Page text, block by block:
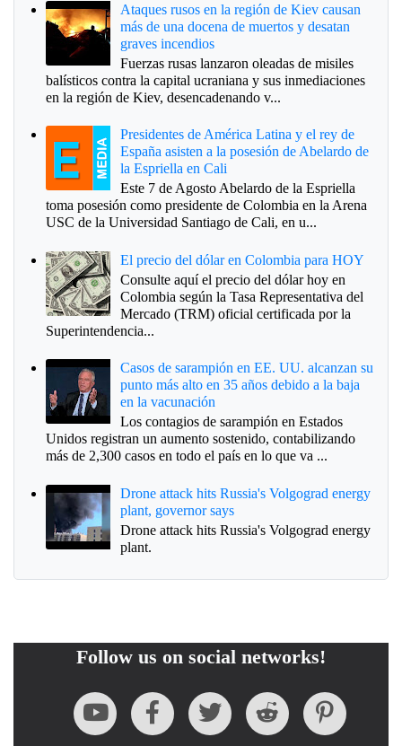
Ataques rusos en la región de Kiev causan
más de una docena de muertos y desatan
graves incendios
Fuerzas rusas lanzaron oleadas de misiles
balísticos contra la capital ucraniana y sus inmediaciones
en la región de Kiev, desencadenando v...
Presidentes de América Latina y el rey de
España asisten a la posesión de Abelardo de
la Espriella en Cali
Este 7 de Agosto Abelardo de la Espriella
toma posesión como presidente de Colombia en la Arena
USC de la Universidad Santiago de Cali, en u...
El precio del dólar en Colombia para HOY
Consulte aquí el precio del dólar hoy en
Colombia según la Tasa Representativa del
Mercado (TRM) oficial certificada por la
Superintendencia...
Casos de sarampión en EE. UU. alcanzan su
punto más alto en 35 años debido a la baja
en la vacunación
Los contagios de sarampión en Estados
Unidos registran un aumento sostenido, contabilizando
más de 2,300 casos en todo el país en lo que va ...
Drone attack hits Russia's Volgograd energy
plant, governor says
Drone attack hits Russia's Volgograd energy
plant.
Follow us on social networks!